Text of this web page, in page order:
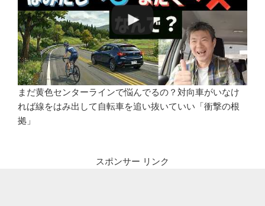
まだ黄色センターラインで悩んでるの？対向車がいなけ
れば線をはみ出して自転車を追い抜いていい「衝撃の根
拠」
スポンサー リンク